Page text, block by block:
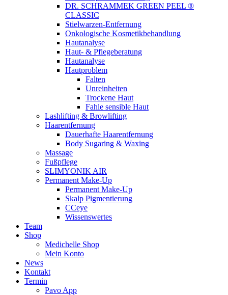
DR. SCHRAMMEK GREEN PEEL ®
CLASSIC
Stielwarzen-Entfernung
Onkologische Kosmetikbehandlung
Hautanalyse
Haut- & Pflegeberatung
Hautanalyse
Hautproblem
Falten
Unreinheiten
Trockene Haut
Fahle sensible Haut
Lashlifting & Browlifting
Haarentfernung
Dauerhafte Haarentfernung
Body Sugaring & Waxing
Massage
Fußpflege
SLIMYONIK AIR
Permanent Make-Up
Permanent Make-Up
Skalp Pigmentierung
CCeye
Wissenswertes
Team
Shop
Medichelle Shop
Mein Konto
News
Kontakt
Termin
Pavo App